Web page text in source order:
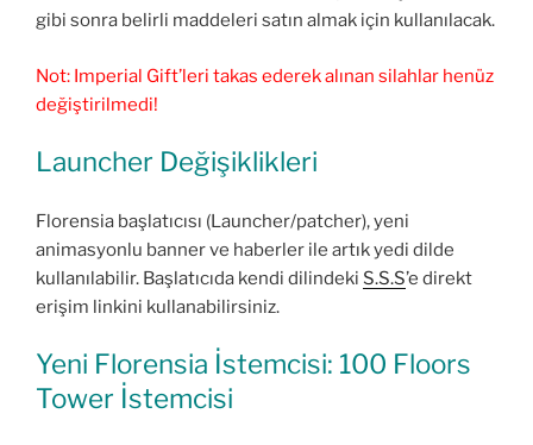
gibi sonra belirli maddeleri satın almak için kullanılacak.
Not: Imperial Gift’leri takas ederek alınan silahlar henüz
değiştirilmedi!
Launcher Değişiklikleri
Florensia başlatıcısı (Launcher/patcher), yeni
animasyonlu banner ve haberler ile artık yedi dilde
kullanılabilir. Başlatıcıda kendi dilindeki S.S.S’e direkt
erişim linkini kullanabilirsiniz.
Yeni Florensia İstemcisi: 100 Floors
Tower İstemcisi